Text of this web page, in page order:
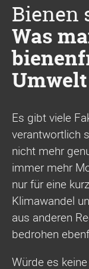
Bienen
Was
Es gibt viele
verantwortlich
nicht mehr
immer mehr
nur für eine
Klimawandel
aus anderen
bedrohen
Würde es